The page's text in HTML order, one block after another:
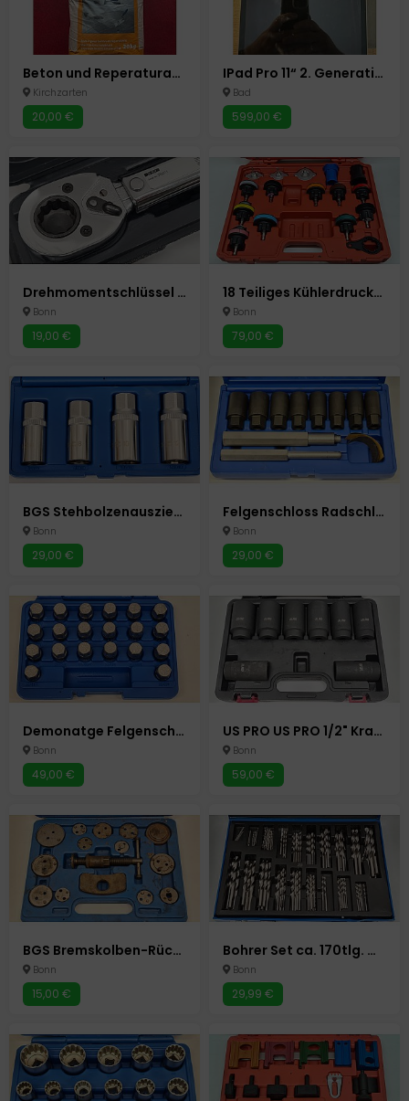
Beton und Reperaturapachtel 25 Kg Neu& ungeöffnet
Kirchzarten
20,00 €
IPad Pro 11“ 2. Generation 1TB WiFi + Cellular mit Zubehör
Bad
599,00 €
Drehmomentschlüssel 1/2" 10-210 Nm Modell AZ-200 Unitec
Bonn
19,00 €
18 Teiliges Kühlerdruckprüfer Set Autokühlsysteme Autowerkzeug Auto Werkzeuge
Bonn
79,00 €
BGS Stehbolzenauszieher Satz 4 Teilig Autowerkzeug Auto Werkzeuge
Bonn
29,00 €
Felgenschloss Radschloss Radsicherung Radbolzen Abzieher Knacker
Bonn
29,00 €
Demonatge Felgenschloss Radbolzen Radsicherung lösen Autowerkzeug Auto Werkzeuge
Bonn
49,00 €
US PRO US PRO 1/2" Kraft-Schlagschrauber-Nüsse Schlagnuss-Satz 8 Stück Autowerkzeug Auto Werkzeuge
Bonn
59,00 €
BGS Bremskolben-Rückstell-Satz | 14-tlg. Autowerkzeug Auto Werkzeuge
Bonn
15,00 €
Bohrer Set ca. 170tlg. Metallbohrer 1-10mm Spiralbohrer Holzbohrer
Bonn
29,99 €